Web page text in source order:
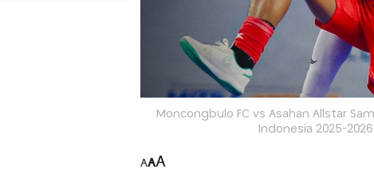
Moncongbulo FC vs Asahan Allstar
Indonesia 2025-
AAA